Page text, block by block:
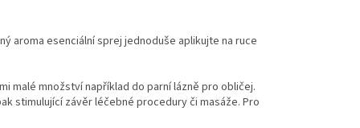
aroma esenciální sprej jednoduše aplikujte na ruce
malé množství například do parní lázně pro obličej.
stimulující závěr léčebné procedury či masáže. Pro